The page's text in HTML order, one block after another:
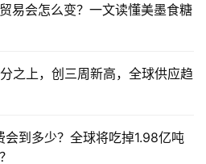
易会怎么变？一文读懂美墨食糖
之上，创三周新高，全球供应趋
到多少？全球将吃掉1.98亿吨